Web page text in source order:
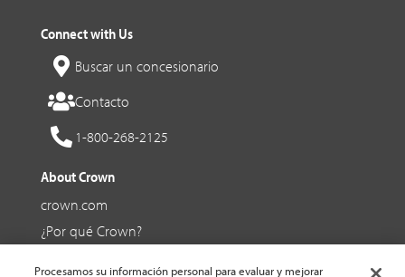
Connect with Us
Buscar un concesionario
Contacto
1-800-268-2125
About Crown
crown.com
¿Por qué Crown?
Procesamos su información personal para evaluar y mejorar